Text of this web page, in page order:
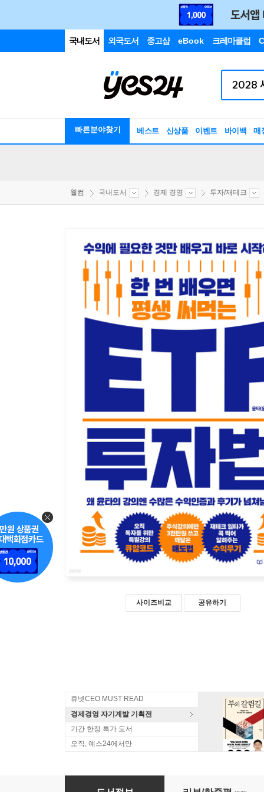
국내도서 외국도서 중고샵 eBook 크레마클럽
빠른분야찾기 베스트 신상품 이벤트 바이백 매
웰컴 국내도서 경제 경영 투자/재테크
사이즈비교 공유하기
휴넷CEO MUST READ
경제경영 자기계발 기획전
기간 한정 특가 도서
오직, 예스24에서만
한 번 배우면 평생 써먹는 ETF 투자법 (큰글자